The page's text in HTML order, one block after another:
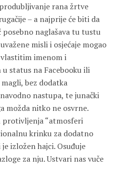
rana žrtve
– a najprije će biti da
posebno naglašava tu tustu
misli i osjećaje mogao
imenom i
status na Facebooku ili
bez dodatka
nastupa, te junački
možda nitko ne osvrne.
protivljenja “atmosferi
krinku za dodatno
izložen hajci. Osuđuje
za nju. Ustvari nas vuče